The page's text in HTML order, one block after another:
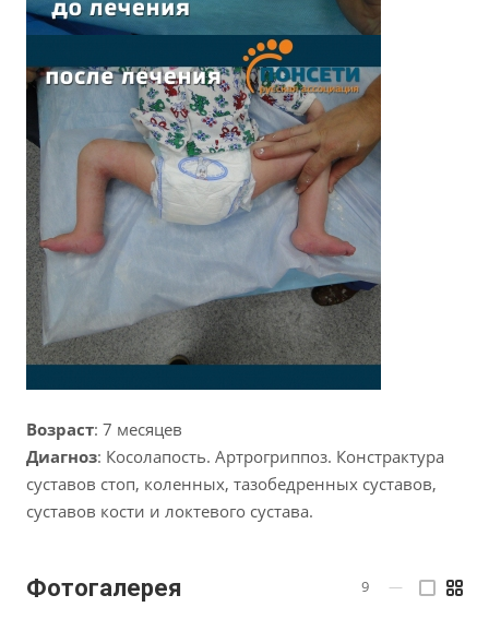
Возраст: 7 месяцев
Диагноз: Косолапость. Артрогриппоз. Констрактура
суставов стоп, коленных, тазобедренных суставов,
суставов кости и локтевого сустава.
Фотогалерея 9 —